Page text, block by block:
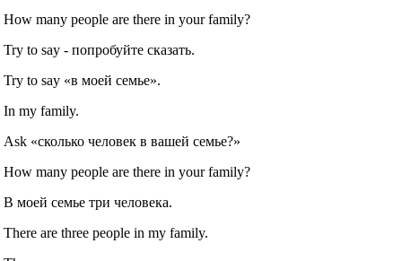
How many people are there in your family?
Try to say ‐ попробуйте сказать.
Try to say «в моей семье».
In my family.
Ask «сколько человек в вашей семье?»
How many people are there in your family?
В моей семье три человека.
There are three people in my family.